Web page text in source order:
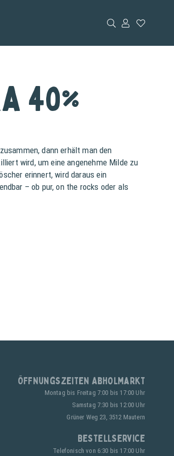
40%
dann erhält man den
wird, um eine angenehme Milde zu
erinnert, wird daraus ein
– ob pur, on the rocks oder als
Öffnungszeiten Abholmarkt
Montag bis Freitag 7:00 bis 17:00 Uhr
Samstag 7:30 bis 12:00 Uhr
Grüner Weg 23, 3512 Mautern
Bestellservice
Telefonisch von 6:30 bis 17:00 Uhr